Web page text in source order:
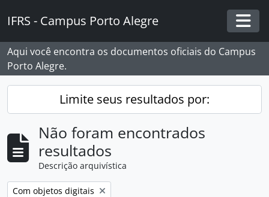
IFRS - Campus Porto Alegre
Aqui você encontra os documentos oficiais do Campus
Porto Alegre.
Limite seus resultados por:
Não foram encontrados
resultados
Descrição arquivística
Remover filtro:
Com objetos digitais